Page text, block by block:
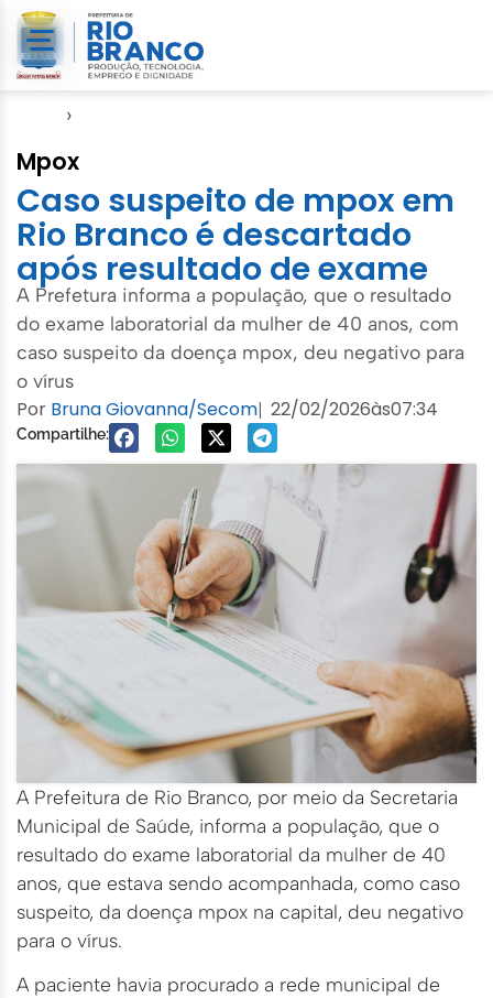
›
Mpox
Caso suspeito de mpox em
Rio Branco é descartado
após resultado de exame
A Prefetura informa a população, que o resultado
do exame laboratorial da mulher de 40 anos, com
caso suspeito da doença mpox, deu negativo para
o vírus
Por Bruna Giovanna/Secom| 22/02/2026às07:34
Compartilhe:
A Prefeitura de Rio Branco, por meio da Secretaria
Municipal de Saúde, informa a população, que o
resultado do exame laboratorial da mulher de 40
anos, que estava sendo acompanhada, como caso
suspeito, da doença mpox na capital, deu negativo
para o vírus.
A paciente havia procurado a rede municipal de